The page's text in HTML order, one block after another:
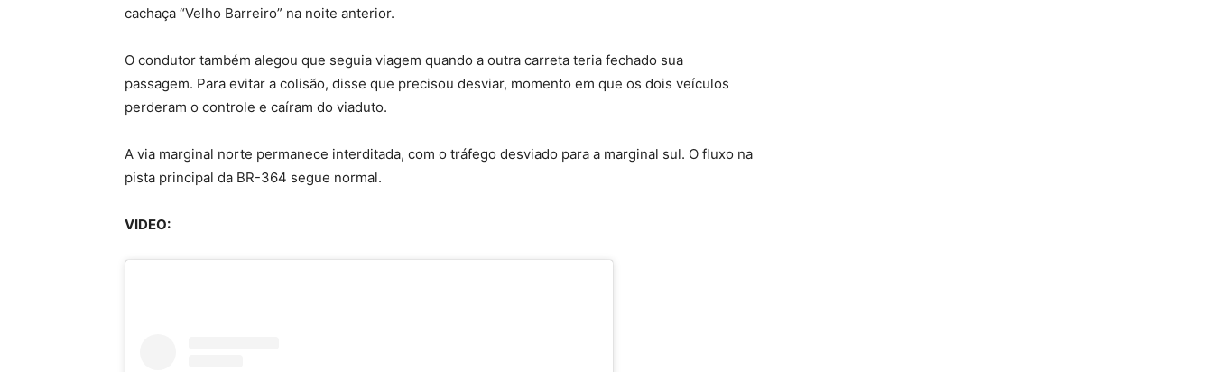
cachaça “Velho Barreiro” na noite anterior.
O condutor também alegou que seguia viagem quando a outra carreta teria fechado sua
passagem. Para evitar a colisão, disse que precisou desviar, momento em que os dois veículos
perderam o controle e caíram do viaduto.
A via marginal norte permanece interditada, com o tráfego desviado para a marginal sul. O fluxo na
pista principal da BR-364 segue normal.
VIDEO: